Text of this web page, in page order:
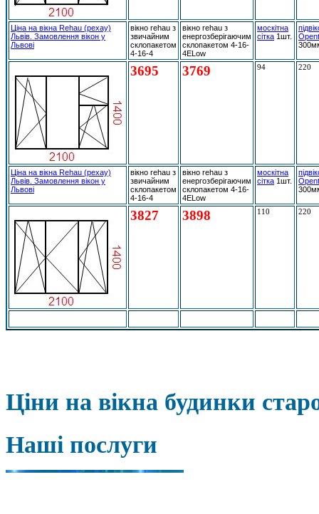
Ціна на вікна Rehau (рехау)
Львів. Замовлення вікон у
Львові
вікно rehau з
звичайним
склопакетом
4-16-4
вікно rehau з
енергозберігаючим
склопакетом 4-16-
4ELow
москітна
сітка 1шт.
3695 3769 94 220
Ціна на вікна Rehau (рехау)
Львів. Замовлення вікон у
Львові
вікно rehau з
звичайним
склопакетом
4-16-4
вікно rehau з
енергозберігаючим
склопакетом 4-16-
4ELow
москітна
сітка 1шт.
3827 3898 110 220
Ціни на вікна будинки
Наші послуги